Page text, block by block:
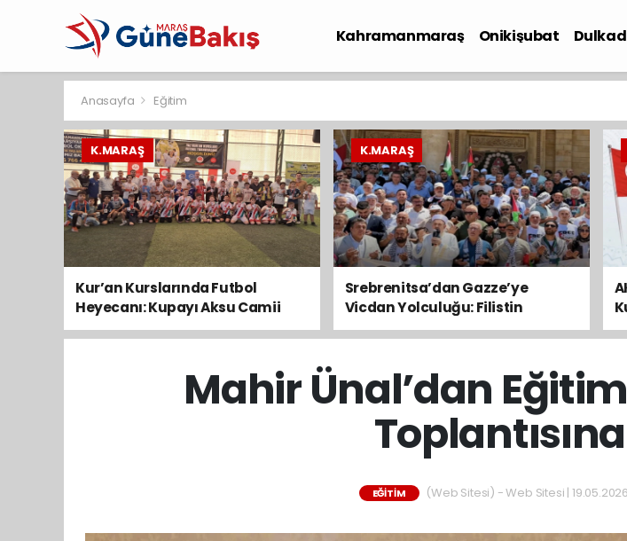
Kahramanmaraş Onikişubat
Anasayfa Eğitim
K.MARAŞ
Kur’an Kurslarında Futbol
Heyecanı: Kupayı Aksu Camii
Kaldırdı, Kazanan Kardeşlik Oldu
K.MARAŞ
Srebrenitsa’dan Gazze’ye
Vicdan Yolculuğu: Filistin
Konvoyu Kahramanmaraş’tan
Mahir Ünal’dan
EĞITIM (Web Sitesi) - Web Sitesi |